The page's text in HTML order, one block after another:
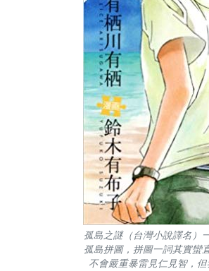
孤島之謎（台灣小說譯名）
孤島拼圖，拼圖一詞其實蠻
不會嚴重暴雷見仁見智，